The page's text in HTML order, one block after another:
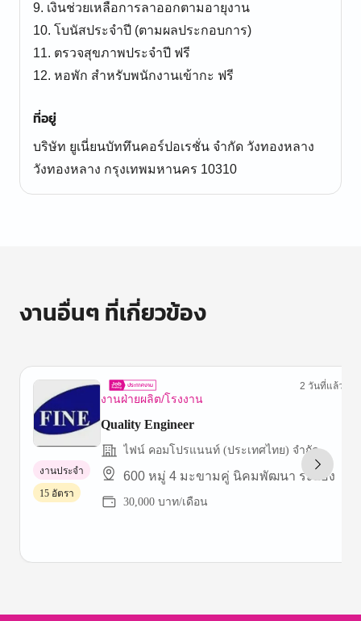
9. เงินช่วยเหลือการลาออกตามอายุงาน
10. โบนัสประจำปี (ตามผลประกอบการ)
11. ตรวจสุขภาพประจำปี ฟรี
12. หอพัก สำหรับพนักงานเข้ากะ ฟรี
ที่อยู่
บริษัท ยูเนี่ยนบัททึนคอร์ปอเรชั่น จำกัด วังทองหลาง
วังทองหลาง กรุงเทพมหานคร 10310
งานอื่นๆ ที่เกี่ยวข้อง
งานฝ่ายผลิต/โรงงาน
2 วันที่แล้ว
Quality Engineer
ไฟน์ คอมโปรแนนท์ (ประเทศไทย) จำกัด
600 หมู่ 4 มะขามคู่ นิคมพัฒนา ระยอง
30,000 บาท/เดือน
งานประจำ
15 อัตรา
of